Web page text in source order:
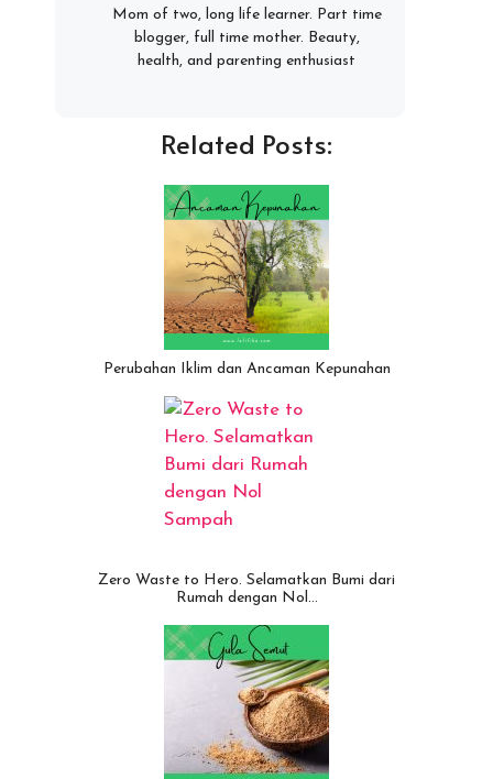
Mom of two, long life learner. Part time
blogger, full time mother. Beauty,
health, and parenting enthusiast
Related Posts:
Perubahan Iklim dan Ancaman Kepunahan
Zero Waste to Hero. Selamatkan Bumi dari
Rumah dengan Nol…